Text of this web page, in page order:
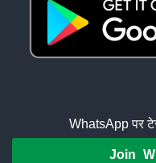
WhatsApp पर
Join